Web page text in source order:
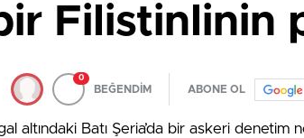
Filistinlinin
0
BEĞENDİM ABONE OL
altındaki Batı Şeria’da bir askeri denetim